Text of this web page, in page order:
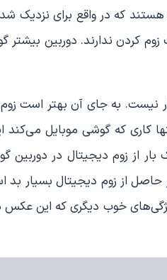
که در واقع برای نزدیک
کردن ندارند. دوربین بیشتر
نیست. به جای آن بهتر است زوم
کاری که گوشی موبایل
از زوم دیجیتال در دوربین
حاصل از زوم دیجیتال بسیار
خوب دیگری که این